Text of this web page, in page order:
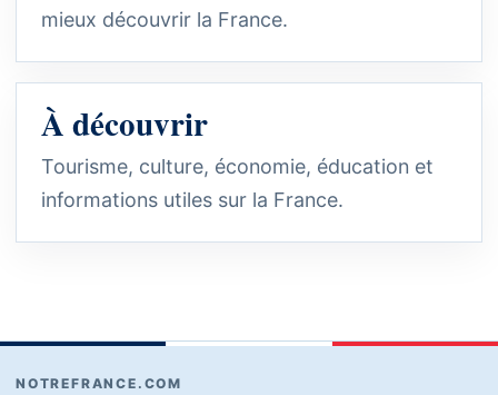
mieux découvrir la France.
À découvrir
Tourisme, culture, économie, éducation et
informations utiles sur la France.
NOTREFRANCE.COM